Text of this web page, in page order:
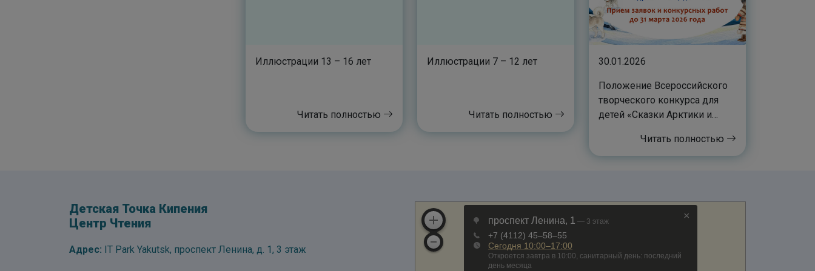
Иллюстрации 13 – 16 лет
Читать полностью
Иллюстрации 7 – 12 лет
Читать полностью
30.01.2026
Положение Всероссийского
творческого конкурса для
детей «Сказки Арктики и
Читать полностью
Детская Точка Кипения
Центр Чтения
Адрес: IT Park Yakutsk, проспект Ленина, д. 1, 3 этаж